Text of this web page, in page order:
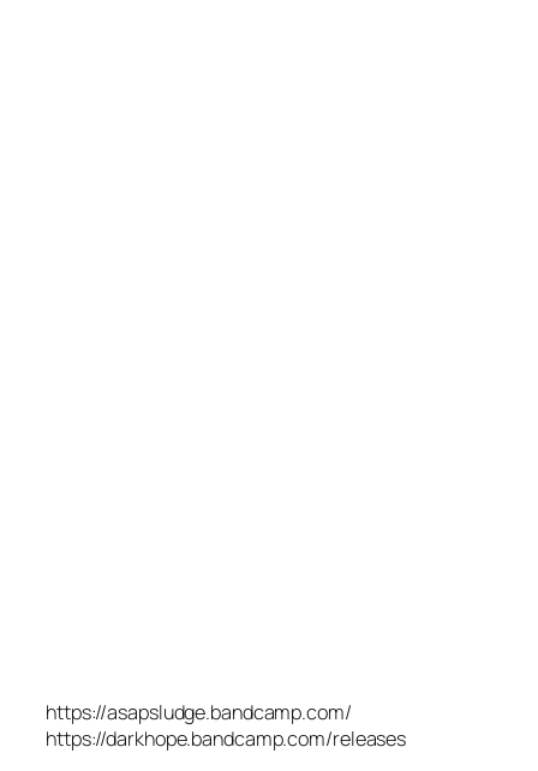
https://asapsludge.bandcamp.com/
https://darkhope.bandcamp.com/releases